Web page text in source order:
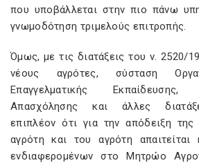
που υποβάλλεται στην πιο πάνω
γνωμοδότηση τριμελούς επιτροπής.
Όμως, με τις διατάξεις του ν. 2520/
νέους αγρότες, σύσταση
Επαγγελματικής
Απασχόλησης και άλλες
επιπλέον ότι για την απόδειξη της
αγρότη και του αγρότη
ενδιαφερομένων στο Μητρώο